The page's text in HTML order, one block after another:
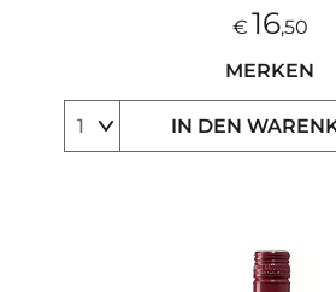
€ 16,50
MERKEN
IN DEN